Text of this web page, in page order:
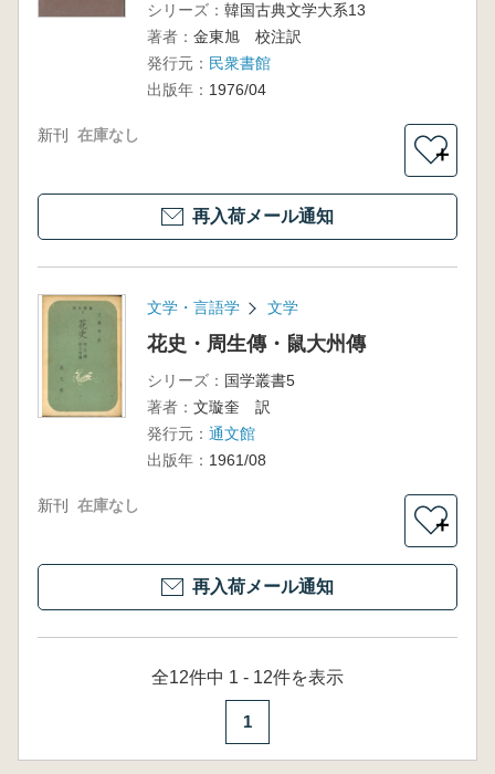
シリーズ： 韓国古典文学大系13
著者： 金東旭 校注訳
発行元： 民衆書館
出版年： 1976/04
新刊 在庫なし
＋
再入荷メール通知
文学・言語学 文学
花史・周生傳・鼠大州傳
シリーズ： 国学叢書5
著者： 文璇奎 訳
発行元： 通文館
出版年： 1961/08
新刊 在庫なし
＋
再入荷メール通知
全12件中 1 - 12件を表示
1